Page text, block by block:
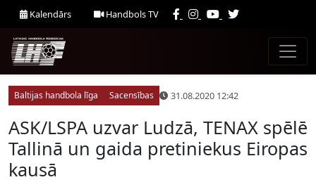
Kalendārs Handbols TV
Baltijas handbola līga Sacensības 31.08.2020 12:42
ASK/LSPA uzvar Ludzā, TENAX spēlē
Tallinā un gaida pretiniekus Eiropas
kausā